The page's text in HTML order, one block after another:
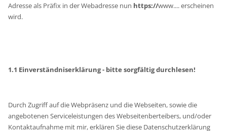
Adresse als Präfix in der Webadresse nun https://www.... erscheinen
wird.
1.1 Einverständniserklärung - bitte sorgfältig durchlesen!
Durch Zugriff auf die Webpräsenz und die Webseiten, sowie die
angebotenen Serviceleistungen des Webseitenberteibers, und/oder
Kontaktaufnahme mit mir, erklären Sie diese Datenschutzerklärung